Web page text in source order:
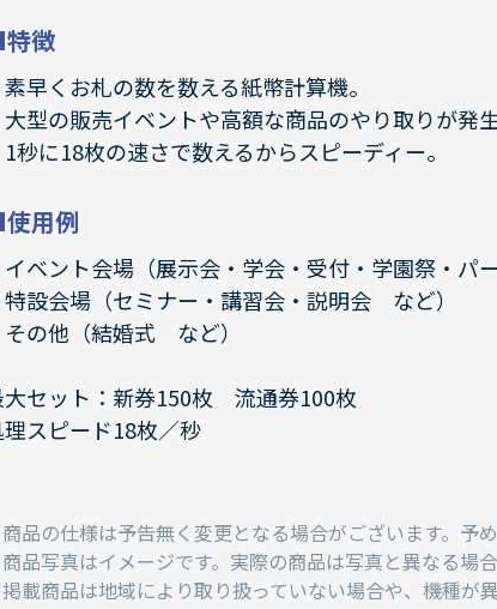
徴
素早くお札の数を数える紙幣計算機。
大型の販売イベントや高額な商品のやり取りが発
1秒に18枚の速さで数えるからスピーディー。
用例
イベント会場（展示会・学会・受付・学園祭・
特設会場（セミナー・講習会・説明会 など）
その他（結婚式 など）
大セット：新券150枚 流通券100枚
スピード18枚／秒
商品の仕様は予告無く変更となる場合がございます。予
商品写真はイメージです。実際の商品は写真と異なる場合
掲載商品は地域により取り扱っていない場合や、機種が